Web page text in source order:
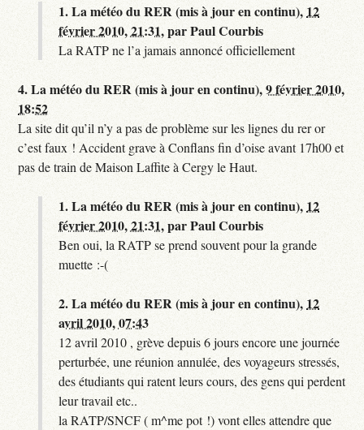
1.La météo du RER (mis à jour en continu), 12
février 2010, 21:31,parPaul Courbis
La RATP ne l’a jamais annoncé officiellement
4.La météo du RER (mis à jour en continu),9 février 2010,
18:52
La site dit qu’il n’y a pas de problème sur les lignes du rer or
c’est faux ! Accident grave à Conflans fin d’oise avant 17h00 et
pas de train de Maison Laffite à Cergy le Haut.
1.La météo du RER (mis à jour en continu), 12
février 2010, 21:31,parPaul Courbis
Ben oui, la RATP se prend souvent pour la grande
muette :-(
2.La météo du RER (mis à jour en continu), 12
avril 2010, 07:43
12 avril 2010 , grève depuis 6 jours encore une journée
perturbée, une réunion annulée, des voyageurs stressés,
des étudiants qui ratent leurs cours, des gens qui perdent
leur travail etc..
la RATP/SNCF ( m^me pot !) vont elles attendre que